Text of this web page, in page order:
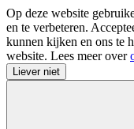
Op deze website
en te verbeteren.
kunnen kijken en ons te
website. Lees meer over
Liever niet